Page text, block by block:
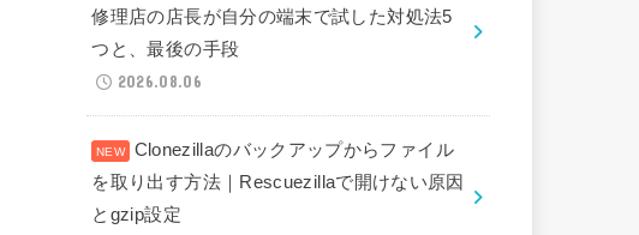
修理店の店長が自分の端末で試した対処法5
つと、最後の手段
2026.08.06
Clonezillaのバックアップからファイル
を取り出す方法｜Rescuezillaで開けない原因
とgzip設定